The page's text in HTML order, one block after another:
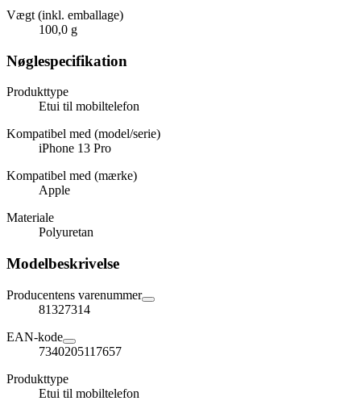
Vægt (inkl. emballage)
100,0 g
Nøglespecifikation
Produkttype
Etui til mobiltelefon
Kompatibel med (model/serie)
iPhone 13 Pro
Kompatibel med (mærke)
Apple
Materiale
Polyuretan
Modelbeskrivelse
Producentens varenummer
81327314
EAN-kode
7340205117657
Produkttype
Etui til mobiltelefon